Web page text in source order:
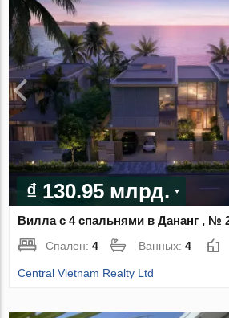
₫ 130.95 млрд.
Вилла с 4 спальнями в Дананг , №
Спален:4 Ванных:4
Central Vietnam Realty Ltd